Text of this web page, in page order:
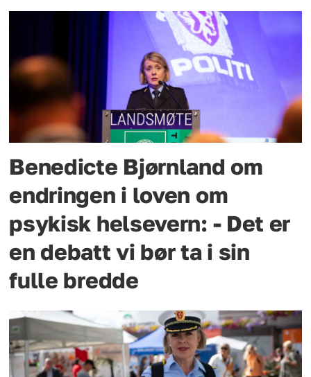
Benedicte Bjørnland om
endringen i loven om
psykisk helsevern: - Det er
en debatt vi bør ta i sin
fulle bredde